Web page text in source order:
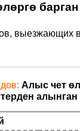
барган
выезжающих
Алыс чет